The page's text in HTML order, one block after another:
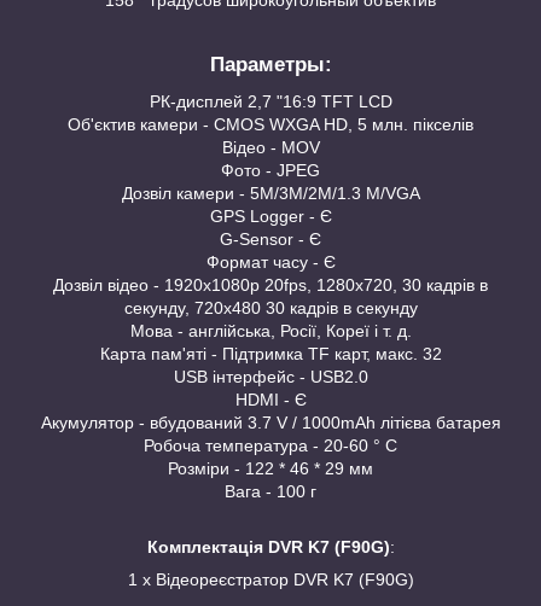
Параметры:
РК-дисплей 2,7 "16:9 TFT LCD
Об'єктив камери - CMOS WXGA HD, 5 млн. пікселів
Відео - MOV
Фото - JPEG
Дозвіл камери - 5M/3M/2M/1.3 M/VGA
GPS Logger - Є
G-Sensor - Є
Формат часу - Є
Дозвіл відео - 1920x1080p 20fps, 1280x720, 30 кадрів в
секунду, 720х480 30 кадрів в секунду
Мова - англійська, Росії, Кореї і т. д.
Карта пам'яті - Підтримка TF карт, макс. 32
USB інтерфейс - USB2.0
HDMI - Є
Акумулятор - вбудований 3.7 V / 1000mAh літієва батарея
Робоча температура - 20-60 ° C
Розміри - 122 * 46 * 29 мм
Вага - 100 г
Комплектація DVR K7 (F90G):
1 x Відеореєстратор DVR K7 (F90G)